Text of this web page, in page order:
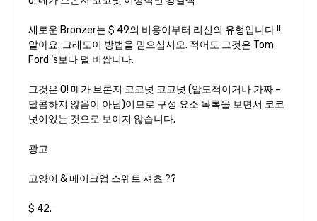
새로운 Bronzer는 $ 49의 비용이부터 리신의 유형입니다 !!
알아요. 그래도이 방법을 믿으십시오. 적어도 그것은 Tom
Ford ‘s보다 덜 비쌉니다.
그것은 O! 메가 브론저 코코넛 코코넛 (압도적이거나 가짜 –
달콤하지 않음이 아님)이므로 구성 요소 목록을 보면서 코코
넛이있는 것으로 보이지 않습니다.
광고
고양이 & 메이크업 스웨트 셔츠 ??
$ 42.